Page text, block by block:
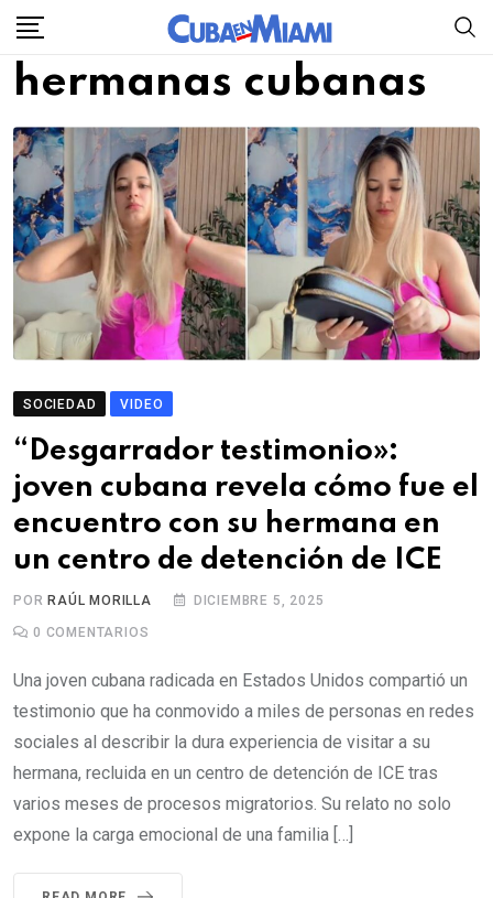
Skip
content
hermanas cubanas
SOCIEDAD VIDEO
“Desgarrador testimonio»:
joven cubana revela cómo fue el
encuentro con su hermana en
un centro de detención de ICE
POR RAÚL MORILLA DICIEMBRE 5, 2025
0 COMENTARIOS
Una joven cubana radicada en Estados Unidos compartió un
testimonio que ha conmovido a miles de personas en redes
sociales al describir la dura experiencia de visitar a su
hermana, recluida en un centro de detención de ICE tras
varios meses de procesos migratorios. Su relato no solo
expone la carga emocional de una familia […]